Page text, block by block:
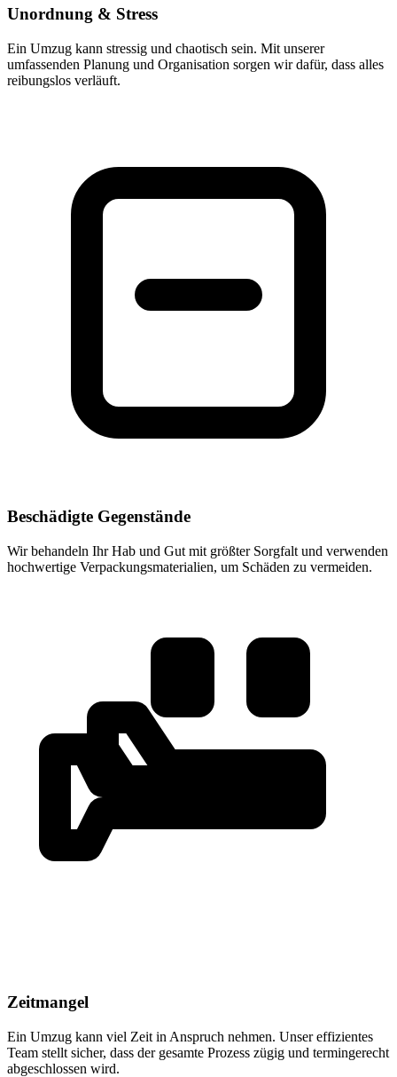
Unordnung & Stress
Ein Umzug kann stressig und chaotisch sein. Mit unserer
umfassenden Planung und Organisation sorgen wir dafür, dass alles
reibungslos verläuft.
Beschädigte Gegenstände
Wir behandeln Ihr Hab und Gut mit größter Sorgfalt und verwenden
hochwertige Verpackungsmaterialien, um Schäden zu vermeiden.
Zeitmangel
Ein Umzug kann viel Zeit in Anspruch nehmen. Unser effizientes
Team stellt sicher, dass der gesamte Prozess zügig und termingerecht
abgeschlossen wird.